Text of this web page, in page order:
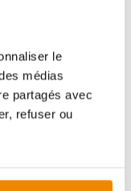
le
médias
partagés avec
refuser ou